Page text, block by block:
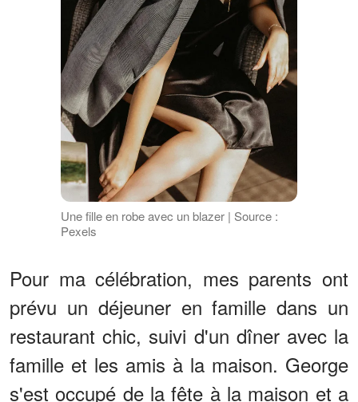
Une fille en robe avec un blazer | Source :
Pexels
Pour ma célébration, mes parents ont
prévu un déjeuner en famille dans un
restaurant chic, suivi d'un dîner avec la
famille et les amis à la maison. George
s'est occupé de la fête à la maison et a